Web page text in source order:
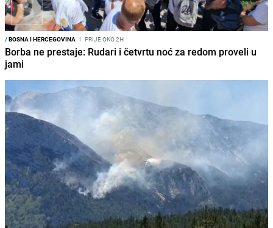
/BOSNA I HERCEGOVINA I PRIJE OKO 2H
Borba ne prestaje: Rudari i četvrtu noć za redom proveli u
jami